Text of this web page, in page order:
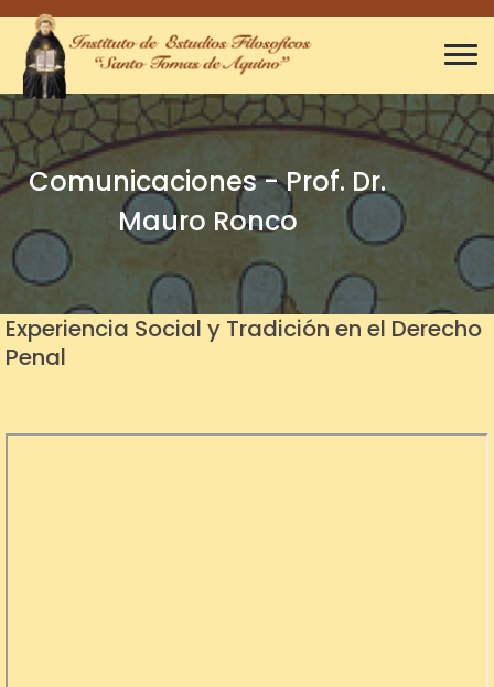
Comunicaciones - Prof. Dr.
Mauro Ronco
Experiencia Social y Tradición en el Derecho
Penal